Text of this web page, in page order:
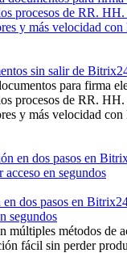
sin salir de
para firma
procesos de RR.
y más velocidad
dos pasos en
segundos
múltiples métodos de
fácil sin perder